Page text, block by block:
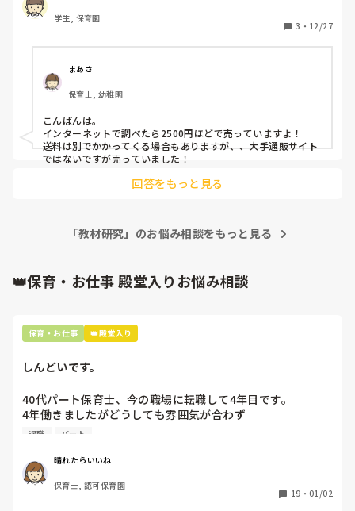
学生, 保育園
3 ・ 12/27
まあさ
保育士, 幼稚園
こんばんは。
インターネットで調べたら2500円ほどで売っていますよ！
送料は別でかかってくる場合もありますが、、大手通販サイト
ではないですが売っていました！
回答をもっと見る
「教材研究」のお悩み相談をもっと見る
👑保育・お仕事 殿堂入りお悩み相談
保育・お仕事 👑殿堂入り
しんどいです。
40代パート保育士、今の職場に転職して4年目です。
4年働きましたがどうしても雰囲気が合わず
退職しようと思っています。
周りの職員は、勤続10年以上から何十年という先生がほとん
どです。
保護者子どもの愚痴悪口が多く、
退職 パート
晴れたらいいね
保育士, 認可保育園
19 ・ 01/02